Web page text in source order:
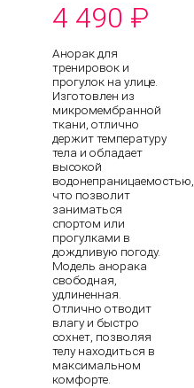
4 490 ₽
Анорак для
тренировок и
прогулок на улице.
Изготовлен из
микромембранной
ткани, отлично
держит температуру
тела и обладает
высокой
водонепраницаемостью,
что позволит
заниматься
спортом или
прогулками в
дождливую погоду.
Модель анорака
свободная,
удлиненная.
Отлично отводит
влагу и быстро
сохнет, позволяя
телу находиться в
максимальном
комфорте.